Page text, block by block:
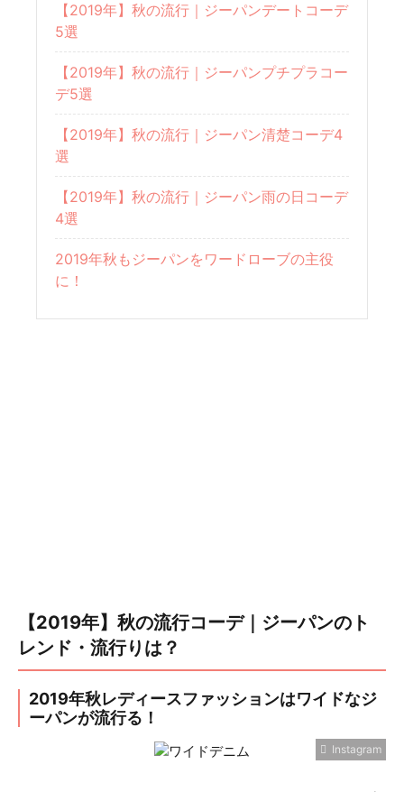
【2019年】秋の流行｜ジーパンデートコーデ
5選
【2019年】秋の流行｜ジーパンプチプラコー
デ5選
【2019年】秋の流行｜ジーパン清楚コーデ4
選
【2019年】秋の流行｜ジーパン雨の日コーデ
4選
2019年秋もジーパンをワードローブの主役
に！
【2019年】秋の流行コーデ｜ジーパンのト
レンド・流行りは？
2019年秋レディースファッションはワイドなジ
ーパンが流行る！
Instagram